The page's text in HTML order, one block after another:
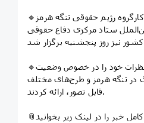
🔹نشست تخصصی دوم ذیل کارگروه رژیم حقوقی تنگه هرمز
ستاد مرکزی دفاع حقوقی
🔹در این کارگروه، اعضا نظرات خود را در خصوص وضعیت
تنگه هرمز و طرح‌های مختلف
قابل تصور، ارائه کردند.
کامل خبر را در لینک زیر بخوانید